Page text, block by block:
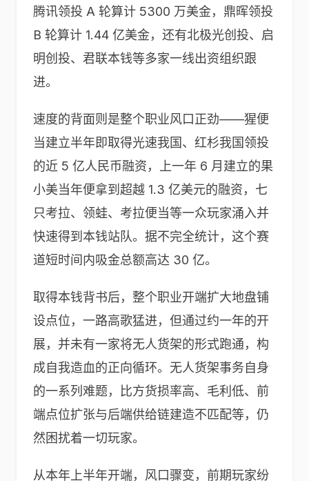
腾讯领投 A 轮算计 5300 万美金，鼎晖领投
B 轮算计 1.44 亿美金，还有北极光创投、启
明创投、君联本钱等多家一线出资组织跟
进。
速度的背面则是整个职业风口正劲——猩便
当建立半年即取得光速我国、红杉我国领投
的近 5 亿人民币融资，上一年 6 月建立的果
小美当年便拿到超越 1.3 亿美元的融资，七
只考拉、领蛙、考拉便当等一众玩家涌入并
快速得到本钱站队。据不完全统计，这个赛
道短时间内吸金总额高达 30 亿。
取得本钱背书后，整个职业开端扩大地盘铺
设点位，一路高歌猛进，但通过约一年的开
展，并未有一家将无人货架的形式跑通，构
成自我造血的正向循环。无人货架事务自身
的一系列难题，比方货损率高、毛利低、前
端点位扩张与后端供给链建造不匹配等，仍
然困扰着一切玩家。
从本年上半年开端，风口骤变，前期玩家纷